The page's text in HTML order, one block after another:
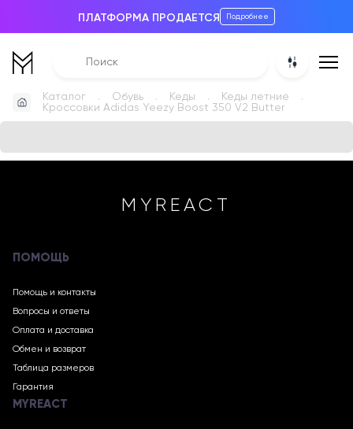
ПЛАТФОРМА ПРОДАЕТСЯ Подробнее
Каталог Обувь Кеды
Кеды летние
Кроссовки Adidas Yeezy Boost 350 V2 Butter
MYREACT
ПОМОЩЬ
Помощь и контакты
Вопросы и ответы
Оплата и доставка
Обмен и возврат
Таблица размеров
Гарантия
MYREACT